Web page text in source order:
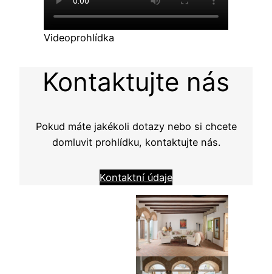
Videoprohlídka
Kontaktujte nás
Pokud máte jakékoli dotazy nebo si chcete
domluvit prohlídku, kontaktujte nás.
Kontaktní údaje